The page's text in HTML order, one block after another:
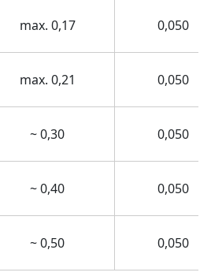
max. 0,17 0,050
max. 0,21 0,050
~ 0,30 0,050
~ 0,40 0,050
~ 0,50 0,050